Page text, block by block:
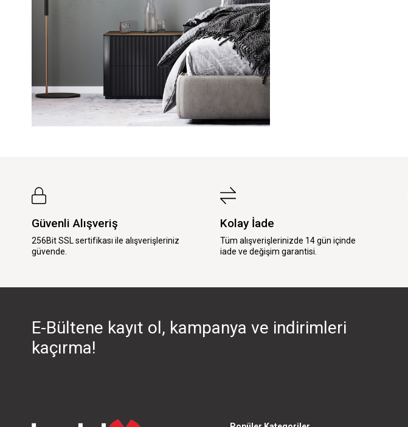
Güvenli Alışveriş
256Bit SSL sertifikası ile alışverişleriniz
güvende.
Kolay İade
Tüm alışverişlerinizde 14 gün içinde
iade ve değişim garantisi.
E-Bültene kayıt ol, kampanya ve indirimleri
kaçırma!